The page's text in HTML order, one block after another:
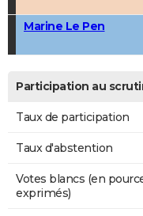
Marine Le Pen
Participation au
Taux de participation
Taux d'abstention
Votes blancs (en
exprimés)